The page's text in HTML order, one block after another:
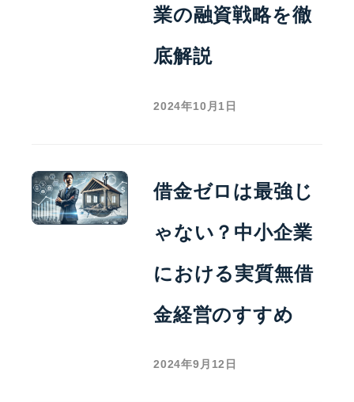
業の融資戦略を徹
底解説
2024年10月1日
借金ゼロは最強じ
ゃない？中小企業
における実質無借
金経営のすすめ
2024年9月12日